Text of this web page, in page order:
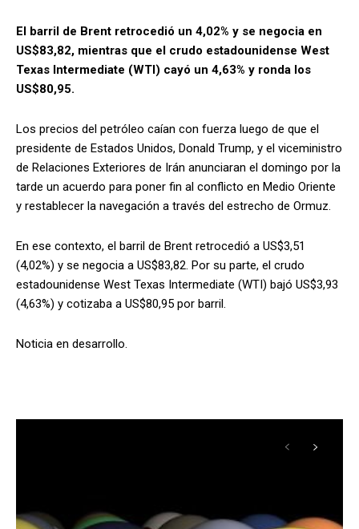
El barril de Brent retrocedió un 4,02% y se negocia en
US$83,82, mientras que el crudo estadounidense West
Texas Intermediate (WTI) cayó un 4,63% y ronda los
US$80,95.
Los precios del petróleo caían con fuerza luego de que el
presidente de Estados Unidos, Donald Trump, y el viceministro
de Relaciones Exteriores de Irán anunciaran el domingo por la
tarde un acuerdo para poner fin al conflicto en Medio Oriente
y restablecer la navegación a través del estrecho de Ormuz.
En ese contexto, el barril de Brent retrocedió a US$3,51
(4,02%) y se negocia a US$83,82. Por su parte, el crudo
estadounidense West Texas Intermediate (WTI) bajó US$3,93
(4,63%) y cotizaba a US$80,95 por barril.
Noticia en desarrollo.